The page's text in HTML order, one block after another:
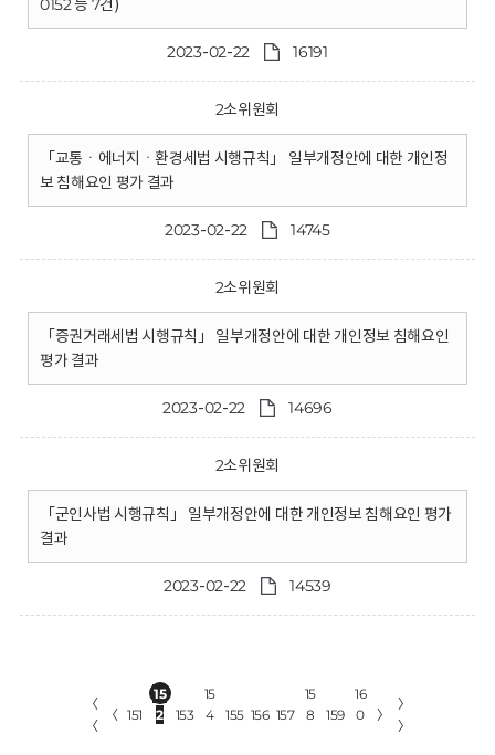
0152 등 7건)
2023-02-22 16191
2소위원회
「교통ㆍ에너지ㆍ환경세법 시행규칙」 일부개정안에 대한 개인정
보 침해요인 평가 결과
2023-02-22 14745
2소위원회
「증권거래세법 시행규칙」 일부개정안에 대한 개인정보 침해요인
평가 결과
2023-02-22 14696
2소위원회
「군인사법 시행규칙」 일부개정안에 대한 개인정보 침해요인 평가
결과
2023-02-22 14539
〈
〈
〈 151
15
2
153
15
4
155 156 157
15
8
159
16
0
〉
〉
〉